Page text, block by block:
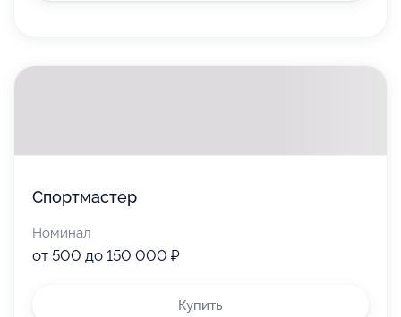
Спортмастер
Номинал
от 500 до 150 000 ₽
Купить